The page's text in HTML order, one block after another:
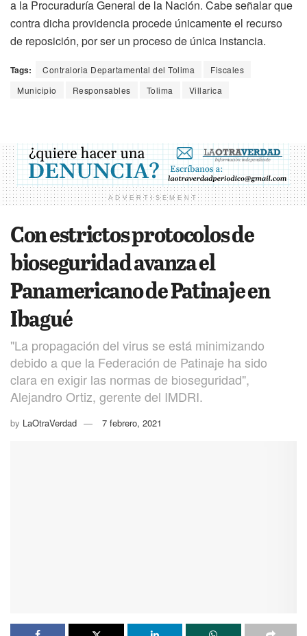
a la Procuraduría General de la Nación. Cabe señalar que
contra dicha providencia procede únicamente el recurso
de reposición, por ser un proceso de única instancia.
Tags: Contraloria Departamental del Tolima
Fiscales
Municipio
Responsables Tolima Villarica
ADVERTISEMENT
Con estrictos protocolos de
bioseguridad avanza el
Panamericano de Patinaje en
Ibagué
"La propagación del virus se está minimizando
debido a que la Federación de Patinaje ha sido
clara en exigir las normas de bioseguridad",
Alejandro Ortiz, gerente del IMDRI.
by LaOtraVerdad 7 febrero, 2021